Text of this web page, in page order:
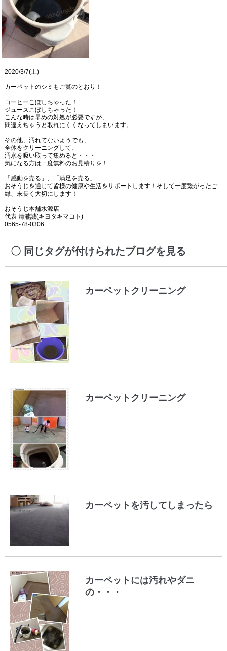
2020/3/7(土)
カーペットのシミもご覧のとおり！
コーヒーこぼしちゃった！
ジュースこぼしちゃった！
こんな時は早めの対処が必要ですが、
間違えちゃうと取れにくくなってしまいます。
その他、汚れてないようでも、
全体をクリーニングして、
汚水を吸い取って集めると・・・
気になる方は一度無料のお見積りを！
「感動を売る」、「満足を売る」
おそうじを通じて皆様の健康や生活をサポートします！そして一度繋がったご
縁、末長く大切にします！
おそうじ本舗水源店
代表 清瀧誠(キヨタキマコト)
0565-78-0306
同じタグが付けられたブログを見る
カーペットクリーニング
カーペットクリーニング
カーペットを汚してしまったら
カーペットには汚れやダニ
の・・・